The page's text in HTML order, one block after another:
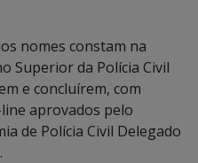
nomes constam na
Superior da Polícia Civil
e concluírem, com
aprovados pelo
de Polícia Civil Delegado